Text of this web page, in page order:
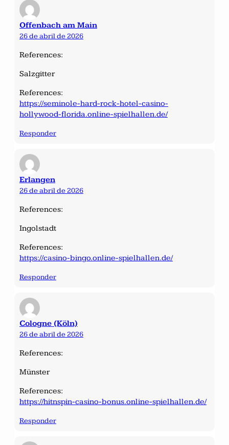
Offenbach am Main
26 de abril de 2026
References:
Salzgitter
References:
https://seminole-hard-rock-hotel-casino-
hollywood-florida.online-spielhallen.de/
Responder
Erlangen
26 de abril de 2026
References:
Ingolstadt
References:
https://casino-bingo.online-spielhallen.de/
Responder
Cologne (Köln)
26 de abril de 2026
References:
Münster
References:
https://hitnspin-casino-bonus.online-spielhallen.de/
Responder